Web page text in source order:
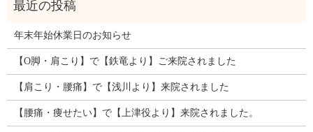
年末年始休業日のお知らせ
【O脚・肩こり】で【鉄竜より】ご来院されました
【肩こり・腰痛】で【浅川より】来院されました
【腰痛・痩せたい】で【上津役より】来院されました。